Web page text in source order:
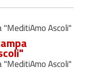
"MeditiAmo Ascoli"
"MeditiAmo Ascoli"